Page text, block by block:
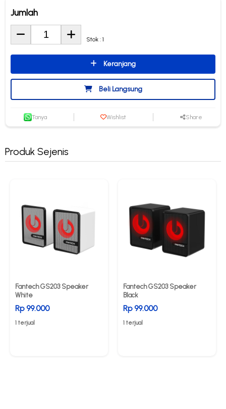
Jumlah
Stok : 1
Keranjang
Beli Langsung
Tanya Wishlist Share
Produk Sejenis
Fantech GS203 Speaker
White
Rp 99.000
1 terjual
Fantech GS203 Speaker
Black
Rp 99.000
1 terjual